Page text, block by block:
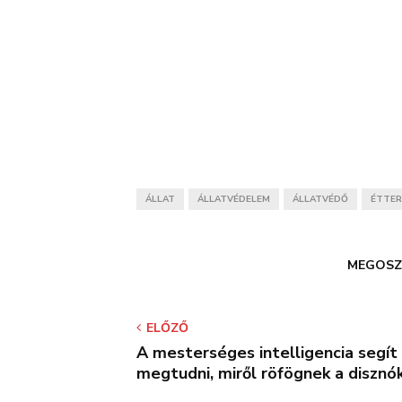
ÁLLAT ÁLLATVÉDELEM ÁLLATVÉDŐ
ELŐZŐ
A mesterséges intelligencia segít
megtudni, miről röfögnek a